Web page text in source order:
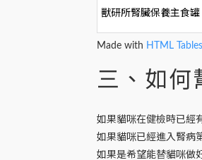
獸研所腎臟保養主食罐
Made with HTML Tables
三、如何
如果貓咪在健檢時已經
如果貓咪已經進入腎病
如果是希望能替貓咪做